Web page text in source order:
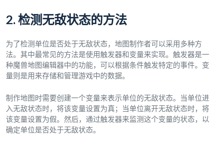
2. 检测无敌状态的方法
为了检测单位是否处于无敌状态，地图制作者可以采用多种方
法。其中最常见的方法是使用触发器和变量来实现。触发器是一
种魔兽地图编辑器中的功能，可以根据条件触发特定的事件。变
量则是用来存储和管理游戏中的数据。
制作地图时需要创建一个变量来表示单位的无敌状态。当单位进
入无敌状态时，将该变量设置为真；当单位离开无敌状态时，将
该变量设置为假。然后，通过触发器来监测这个变量的状态，以
确定单位是否处于无敌状态。